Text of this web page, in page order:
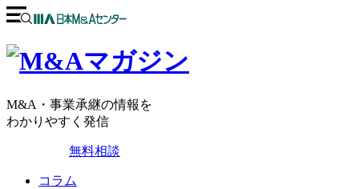
M&A・事業承継の情報を
わかりやすく発信
無料相談
コラム